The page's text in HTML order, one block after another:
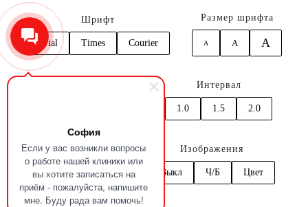
София
Если у вас возникли вопросы
о работе нашей клиники или
вы хотите записаться на
приём - пожалуйста, напишите
мне. Буду рада вам помочь!
Шрифт
Arial Times Courier
Размер шрифта
A A A
Интервал
1.0 1.5 2.0
Цвет
C C C C C
Изображения
Выкл Ч/Б Цвет
Неустроев Никита
ОтзывНеустроев Никита
09.11.2022